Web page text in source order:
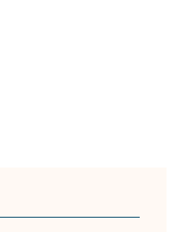
liste d'envies